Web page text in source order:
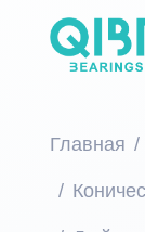
Главная